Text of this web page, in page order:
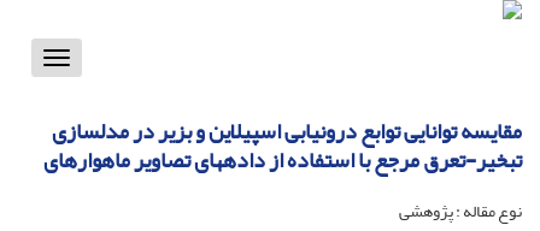
Toggle
مقایسه توانایی توابع درونیابی اسپیلاین و بزیر در مدلسازی
تبخیر-تعرق مرجع با استفاده از دادههای تصاویر ماهوارهای
نوع مقاله : پژوهشی